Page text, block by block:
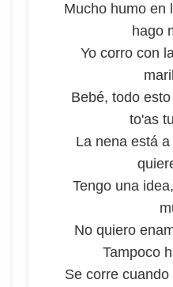
Mucho humo en
hago
Yo corro con
Bebé, todo
to'as
La nena está
Tengo una
No quiero
Tampoco
Se corre